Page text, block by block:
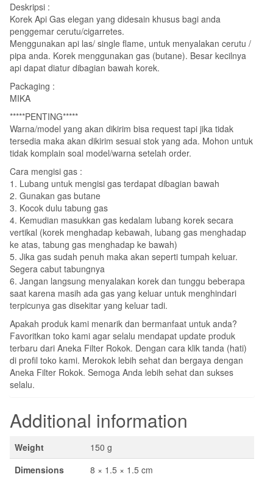
Deskripsi :
Korek Api Gas elegan yang didesain khusus bagi anda
penggemar cerutu/cigarretes.
Menggunakan api las/ single flame, untuk menyalakan cerutu /
pipa anda. Korek menggunakan gas (butane). Besar kecilnya
api dapat diatur dibagian bawah korek.
Packaging :
MIKA
*****PENTING*****
Warna/model yang akan dikirim bisa request tapi jika tidak
tersedia maka akan dikirim sesuai stok yang ada. Mohon untuk
tidak komplain soal model/warna setelah order.
Cara mengisi gas :
1. Lubang untuk mengisi gas terdapat dibagian bawah
2. Gunakan gas butane
3. Kocok dulu tabung gas
4. Kemudian masukkan gas kedalam lubang korek secara
vertikal (korek menghadap kebawah, lubang gas menghadap
ke atas, tabung gas menghadap ke bawah)
5. Jika gas sudah penuh maka akan seperti tumpah keluar.
Segera cabut tabungnya
6. Jangan langsung menyalakan korek dan tunggu beberapa
saat karena masih ada gas yang keluar untuk menghindari
terpicunya gas disekitar yang keluar tadi.
Apakah produk kami menarik dan bermanfaat untuk anda?
Favoritkan toko kami agar selalu mendapat update produk
terbaru dari Aneka Filter Rokok. Dengan cara klik tanda (hati)
di profil toko kami. Merokok lebih sehat dan bergaya dengan
Aneka Filter Rokok. Semoga Anda lebih sehat dan sukses
selalu.
Additional information
Weight
150 g
Dimensions
8 × 1.5 × 1.5 cm